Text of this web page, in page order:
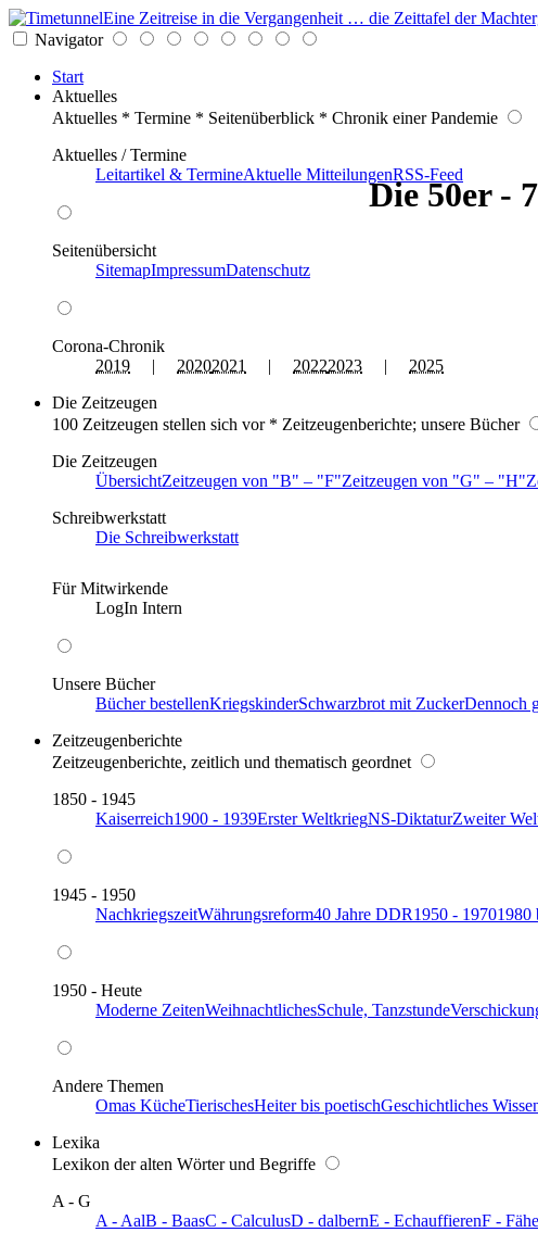
Eine Zeitreise in die Vergangenheit … die Zeittafel der
Navigator
Start
Aktuelles
Aktuelles * Termine * Seitenüberblick * Chronik einer Pandemie
Aktuelles / Termine
Leitartikel & TermineAktuelle MitteilungenRSS-Feed
Seitenübersicht
SitemapImpressumDatenschutz
Corona-Chronik
2019 | 20202021 | 20222023 | 2025
Die Zeitzeugen
100 Zeitzeugen stellen sich vor * Zeitzeugenberichte; unsere Bücher
Die Zeitzeugen
ÜbersichtZeitzeugen von B – F Zeitzeugen von G – H
Schreibwerkstatt
Die Schreibwerkstatt
Für Mitwirkende
LogIn Intern
Unsere Bücher
Bücher bestellenKriegskinderSchwarzbrot mit ZuckerDennoch
Zeitzeugenberichte
Zeitzeugenberichte, zeitlich und thematisch geordnet
1850 - 1945
Kaiserreich1900 - 1939Erster WeltkriegNS-DiktaturZweiter
1945 - 1950
NachkriegszeitWährungsreform40 Jahre DDR1950 - 19701980
1950 - Heute
Moderne ZeitenWeihnachtlichesSchule, Tanzstunde
Andere Themen
Omas KücheTierischesHeiter bis poetischGeschichtliches
Lexika
Lexikon der alten Wörter und Begriffe
A - G
A - AalB - BaasC - CalculusD - dalbernE - EchauffierenF - Fähe
Die 50er -